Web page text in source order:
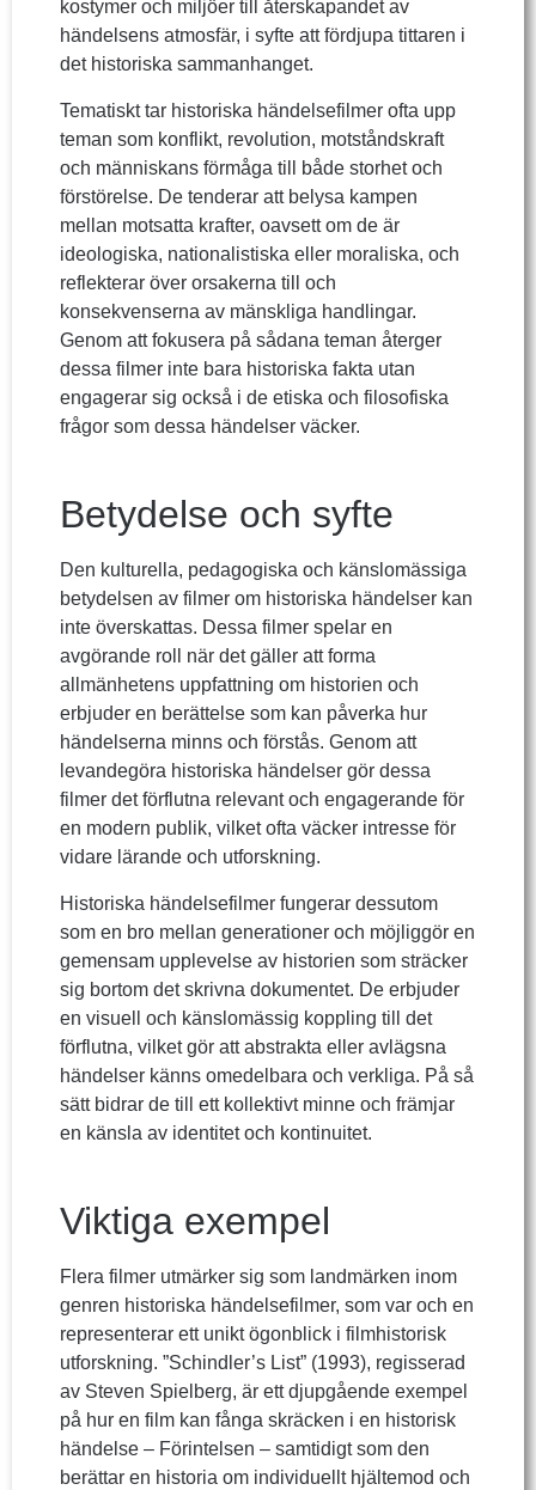
kostymer och miljöer till återskapandet av
händelsens atmosfär, i syfte att fördjupa tittaren i
det historiska sammanhanget.
Tematiskt tar historiska händelsefilmer ofta upp
teman som konflikt, revolution, motståndskraft
och människans förmåga till både storhet och
förstörelse. De tenderar att belysa kampen
mellan motsatta krafter, oavsett om de är
ideologiska, nationalistiska eller moraliska, och
reflekterar över orsakerna till och
konsekvenserna av mänskliga handlingar.
Genom att fokusera på sådana teman återger
dessa filmer inte bara historiska fakta utan
engagerar sig också i de etiska och filosofiska
frågor som dessa händelser väcker.
Betydelse och syfte
Den kulturella, pedagogiska och känslomässiga
betydelsen av filmer om historiska händelser kan
inte överskattas. Dessa filmer spelar en
avgörande roll när det gäller att forma
allmänhetens uppfattning om historien och
erbjuder en berättelse som kan påverka hur
händelserna minns och förstås. Genom att
levandegöra historiska händelser gör dessa
filmer det förflutna relevant och engagerande för
en modern publik, vilket ofta väcker intresse för
vidare lärande och utforskning.
Historiska händelsefilmer fungerar dessutom
som en bro mellan generationer och möjliggör en
gemensam upplevelse av historien som sträcker
sig bortom det skrivna dokumentet. De erbjuder
en visuell och känslomässig koppling till det
förflutna, vilket gör att abstrakta eller avlägsna
händelser känns omedelbara och verkliga. På så
sätt bidrar de till ett kollektivt minne och främjar
en känsla av identitet och kontinuitet.
Viktiga exempel
Flera filmer utmärker sig som landmärken inom
genren historiska händelsefilmer, som var och en
representerar ett unikt ögonblick i filmhistorisk
utforskning. ”Schindler’s List” (1993), regisserad
av Steven Spielberg, är ett djupgående exempel
på hur en film kan fånga skräcken i en historisk
händelse – Förintelsen – samtidigt som den
berättar en historia om individuellt hjältemod och